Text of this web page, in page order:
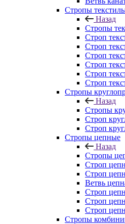
Стропы
Назад
Стропы
Строп
Строп
Строп
Строп
Строп
Строп
Стропы
Назад
Стропы
Строп
Строп
Стропы цепные
Назад
Стропы
Строп
Строп
Ветвь
Строп
Строп
Строп
Стропы